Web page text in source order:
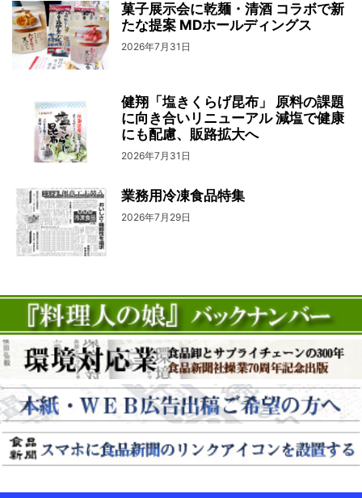
菓子展示会に乾麺・清酒 コラボで新
たな提案 MDホールディングス
2026年7月31日
健翔「塩きくらげ昆布」 原料の課題
に向き合いリニューアル 減塩で健康
にも配慮、販路拡大へ
2026年7月31日
業務用冷凍食品特集
2026年7月29日